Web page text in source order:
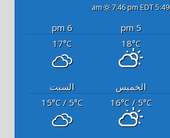
5:49 am
7:46 pm EDT
5 pm
6 pm
18°C
17°C
الخميس
السبت
16°C/ 5°C
15°C/ 5°C